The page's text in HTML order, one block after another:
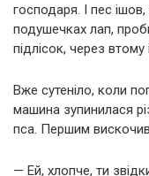
господаря. І пес
подушечках лап,
підлісок, через втому
Вже сутеніло, коли
машина зупинилася
пса. Першим
— Ей, хлопче, ти